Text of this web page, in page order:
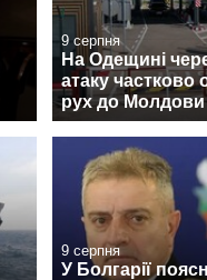
9 серпня
На Одещині
атаку частково
рух до Молдови
9 серпня
У Болгарії